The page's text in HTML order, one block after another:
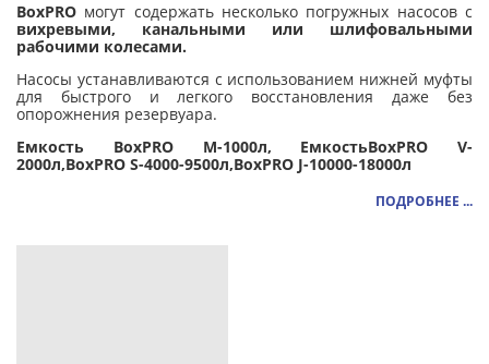
BoxPRO могут содержать несколько погружных насосов с
вихревыми, канальными или шлифовальными
рабочими колесами.
Насосы устанавливаются с использованием нижней муфты
для быстрого и легкого восстановления даже без
опорожнения резервуара.
Емкость BoxPRO M-1000л, ЕмкостьBoxPRO V-
2000л,BoxPRO S-4000-9500л,BoxPRO J-10000-18000л
ПОДРОБНЕЕ ...